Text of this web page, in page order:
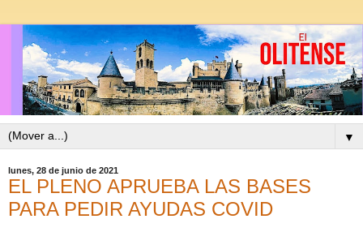
▼
lunes, 28 de junio de 2021
EL PLENO APRUEBA LAS BASES
PARA PEDIR AYUDAS COVID